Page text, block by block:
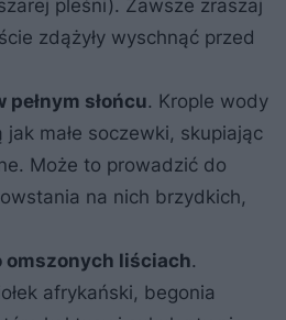
pleśni). Zawsze zraszaj
zdążyły wyschnąć przed
słońcu. Krople wody
jak małe soczewki, skupiając
Może to prowadzić do
na nich brzydkich,
omszonych liściach.
afrykański, begonia